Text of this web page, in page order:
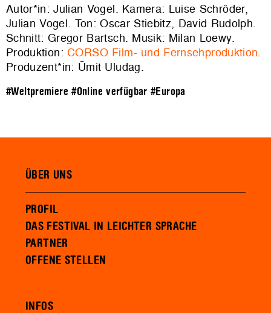
Autor*in: Julian Vogel. Kamera: Luise Schröder,
Julian Vogel. Ton: Oscar Stiebitz, David Rudolph.
Schnitt: Gregor Bartsch. Musik: Milan Loewy.
Produktion:CORSO Film- und Fernsehproduktion.
Produzent*in: Ümit Uludag.
#Weltpremiere #Online verfügbar #Europa
ÜBER UNS
PROFIL
DAS FESTIVAL IN LEICHTER SPRACHE
PARTNER
OFFENE STELLEN
INFOS